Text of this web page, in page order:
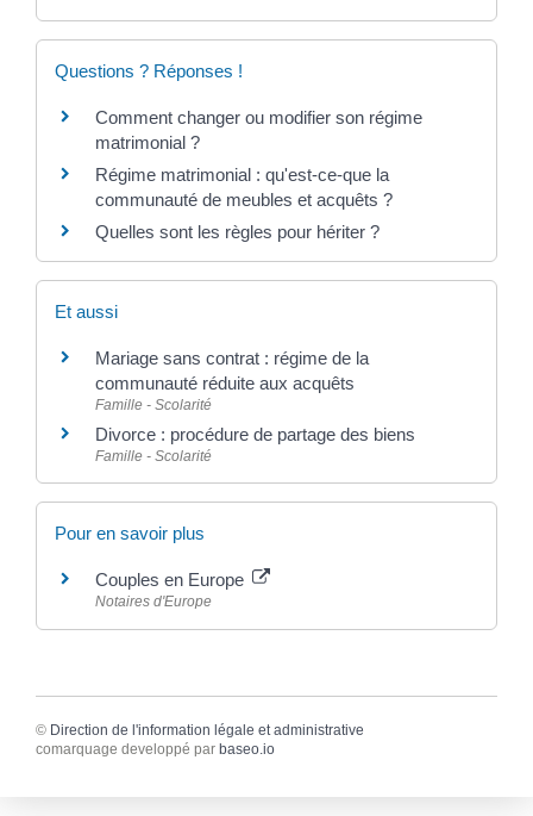
Questions ? Réponses !
Comment changer ou modifier son régime
matrimonial ?
Régime matrimonial : qu'est-ce-que la
communauté de meubles et acquêts ?
Quelles sont les règles pour hériter ?
Et aussi
Mariage sans contrat : régime de la
communauté réduite aux acquêts
Famille - Scolarité
Divorce : procédure de partage des biens
Famille - Scolarité
Pour en savoir plus
Couples en Europe
Notaires d'Europe
© Direction de l'information légale et administrative
comarquage developpé par baseo.io